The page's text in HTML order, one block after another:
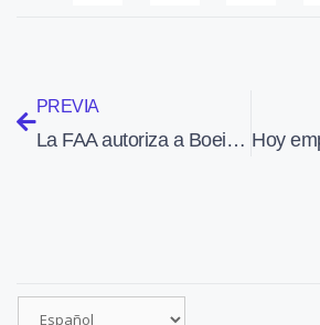
PREVIA
La FAA autoriza a Boeing a aumentar la producción del 737 de 38 a 42 unidades al mes